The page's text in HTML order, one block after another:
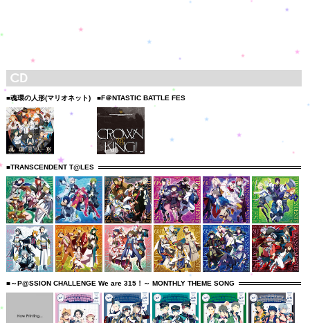
■魂環の人形(マリオネット) ■F＠NTASTIC BATTLE FES
■TRANSCENDENT T@LES
■～P@SSION CHALLENGE We are 315！～ MONTHLY THEME SONG